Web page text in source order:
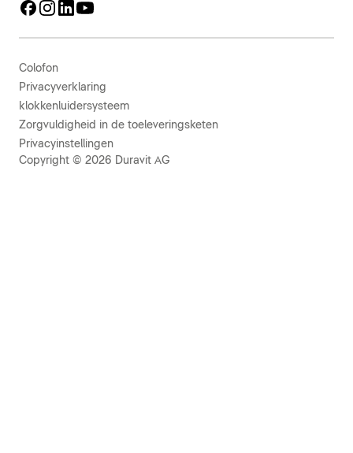
Colofon
Privacyverklaring
klokkenluidersysteem
Zorgvuldigheid in de toeleveringsketen
Privacyinstellingen
Copyright © 2026 Duravit AG